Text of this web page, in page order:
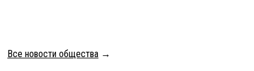
Все новости общества →